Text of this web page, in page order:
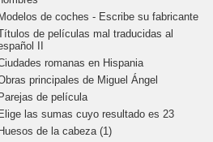
de coches - Escribe su fabricante
de películas mal traducidas al
II
romanas en Hispania
principales de Miguel Ángel
de película
las sumas cuyo resultado es 23
de la cabeza (1)